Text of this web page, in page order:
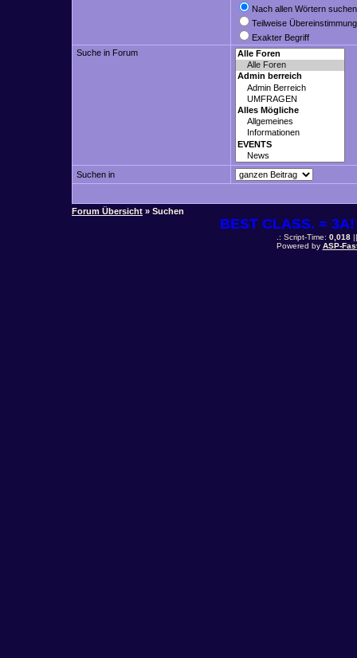
Nach allen Wörtern
Teilweise
Exakter Begriff
Suche in Forum
Suchen in
Forum Übersicht » Suchen
BEST CLASS. =
.: Script-Time: 0,018||
Powered by ASP-